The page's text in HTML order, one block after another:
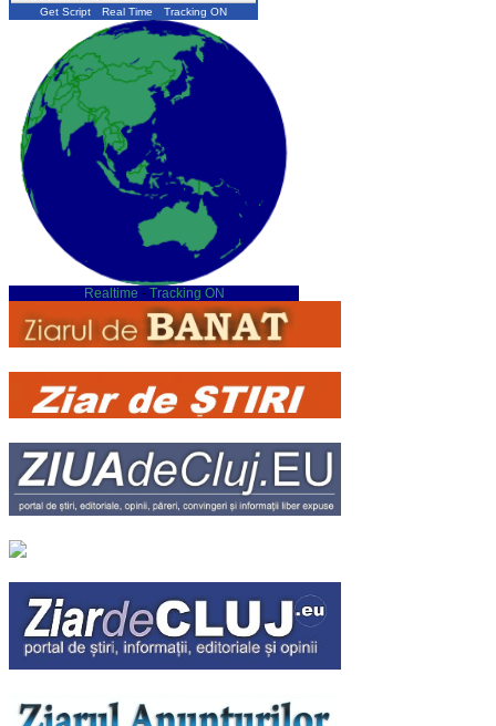
Get Script Real Time Tracking ON
Realtime - Tracking ON